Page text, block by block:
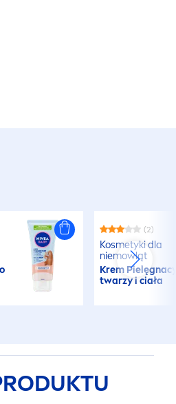
(2)
Kosmetyki dla
niemowląt
Krem
twarzy i ciała